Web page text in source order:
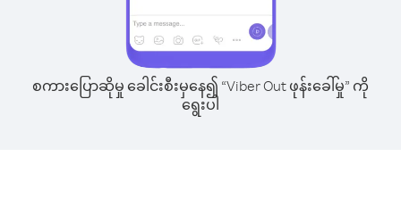
စကားပြောဆိုမှု ခေါင်းစီးမှနေ၍ “Viber Out ဖုန်းခေါ်မှု” ကို
ရွေးပါ